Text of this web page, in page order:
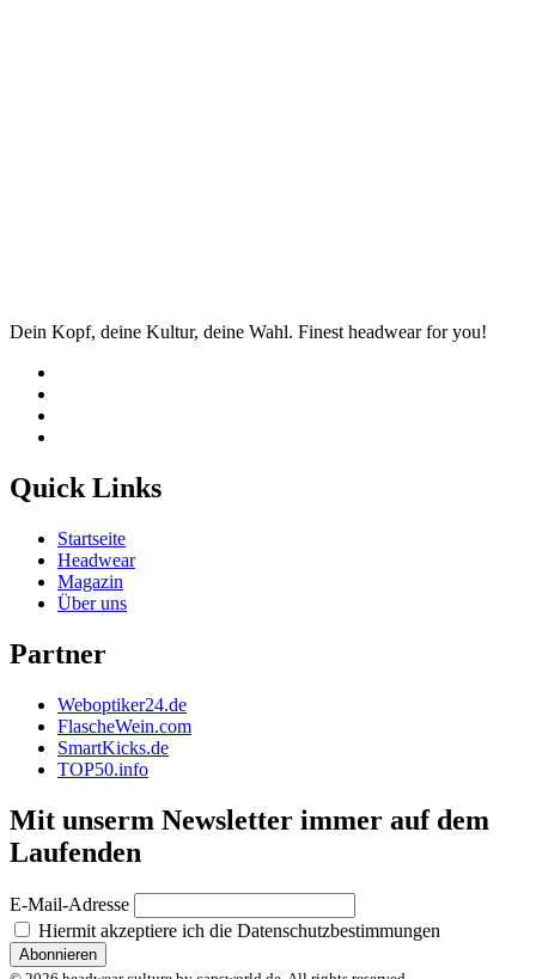
Dein Kopf, deine Kultur, deine Wahl. Finest headwear for you!
Quick Links
Startseite
Headwear
Magazin
Über uns
Partner
Weboptiker24.de
FlascheWein.com
SmartKicks.de
TOP50.info
Mit unserm Newsletter immer auf dem
Laufenden
E-Mail-Adresse
Hiermit akzeptiere ich die Datenschutzbestimmungen